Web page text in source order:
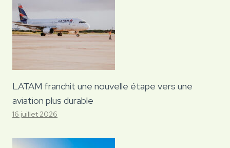
LATAM franchit une nouvelle étape vers une
aviation plus durable
16 juillet 2026